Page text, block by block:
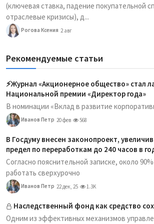
(ключевая ставка, падение покупательной
отраслевые кризисы), д...
Рогова Ксения 2 авг
Рекомендуемые статьи
⚡️Журнал «Акционерное общество» стал
Национальной премии «Директор года»
В номинации «Вклад в развитие
Иванов Петр 20 фев 568
В Госдуму внесен законопроект,
предел по переработкам до 240 часов в
Согласно пояснительной записке, около
работать сверхурочно
Иванов Петр 22 дек, 25 1.3K
Наследственный фонд как средство
Одним из эффективных механизмов